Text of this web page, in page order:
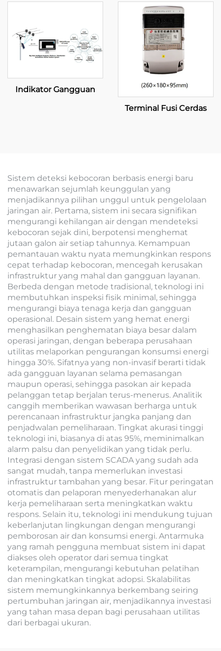
Indikator Gangguan
Terminal Fusi Cerdas
Sistem deteksi kebocoran berbasis energi baru
menawarkan sejumlah keunggulan yang
menjadikannya pilihan unggul untuk pengelolaan
jaringan air. Pertama, sistem ini secara signifikan
mengurangi kehilangan air dengan mendeteksi
kebocoran sejak dini, berpotensi menghemat
jutaan galon air setiap tahunnya. Kemampuan
pemantauan waktu nyata memungkinkan respons
cepat terhadap kebocoran, mencegah kerusakan
infrastruktur yang mahal dan gangguan layanan.
Berbeda dengan metode tradisional, teknologi ini
membutuhkan inspeksi fisik minimal, sehingga
mengurangi biaya tenaga kerja dan gangguan
operasional. Desain sistem yang hemat energi
menghasilkan penghematan biaya besar dalam
operasi jaringan, dengan beberapa perusahaan
utilitas melaporkan pengurangan konsumsi energi
hingga 30%. Sifatnya yang non-invasif berarti tidak
ada gangguan layanan selama pemasangan
maupun operasi, sehingga pasokan air kepada
pelanggan tetap berjalan terus-menerus. Analitik
canggih memberikan wawasan berharga untuk
perencanaan infrastruktur jangka panjang dan
penjadwalan pemeliharaan. Tingkat akurasi tinggi
teknologi ini, biasanya di atas 95%, meminimalkan
alarm palsu dan penyelidikan yang tidak perlu.
Integrasi dengan sistem SCADA yang sudah ada
sangat mudah, tanpa memerlukan investasi
infrastruktur tambahan yang besar. Fitur peringatan
otomatis dan pelaporan menyederhanakan alur
kerja pemeliharaan serta meningkatkan waktu
respons. Selain itu, teknologi ini mendukung tujuan
keberlanjutan lingkungan dengan mengurangi
pemborosan air dan konsumsi energi. Antarmuka
yang ramah pengguna membuat sistem ini dapat
diakses oleh operator dari semua tingkat
keterampilan, mengurangi kebutuhan pelatihan
dan meningkatkan tingkat adopsi. Skalabilitas
sistem memungkinkannya berkembang seiring
pertumbuhan jaringan air, menjadikannya investasi
yang tahan masa depan bagi perusahaan utilitas
dari berbagai ukuran.